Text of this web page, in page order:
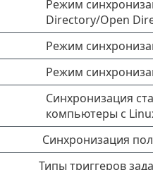
Режим
Directory/Open
Режим
Режим
Синхронизация
компьютеры с
Синхронизация
Типы триггеров